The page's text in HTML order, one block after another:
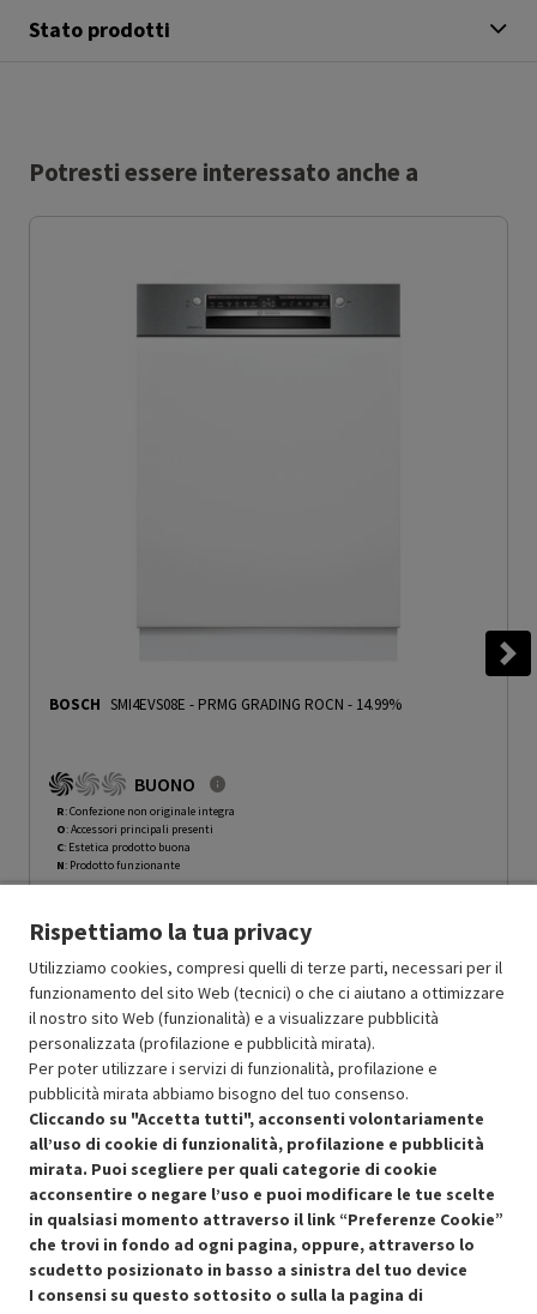
Stato prodotti
Potresti essere interessato anche a
BOSCH SMI4EVS08E - PRMG GRADING ROCN - 14.99%
BUONO
R: Confezione non originale integra
O: Accessori principali presenti
C: Estetica prodotto buona
N: Prodotto funzionante
Ricondizionato 507.02
Aggiungi al carrello
Condizioni generali di vendita
Rispettiamo la tua privacy
Utilizziamo cookies, compresi quelli di terze parti, necessari per il
funzionamento del sito Web (tecnici) o che ci aiutano a ottimizzare
il nostro sito Web (funzionalità) e a visualizzare pubblicità
personalizzata (profilazione e pubblicità mirata).
Per poter utilizzare i servizi di funzionalità, profilazione e
pubblicità mirata abbiamo bisogno del tuo consenso.
Cliccando su "Accetta tutti", acconsenti volontariamente
all’uso di cookie di funzionalità, profilazione e pubblicità
mirata. Puoi scegliere per quali categorie di cookie
acconsentire o negare l’uso e puoi modificare le tue scelte
in qualsiasi momento attraverso il link “Preferenze Cookie”
che trovi in fondo ad ogni pagina, oppure, attraverso lo
scudetto posizionato in basso a sinistra del tuo device
I consensi su questo sottosito o sulla la pagina di